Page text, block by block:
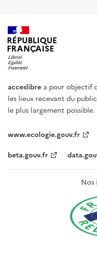
RÉPUBLIQUE
FRANÇAISE
acceslibre a pour objectif
les lieux recevant du
le plus largement possible.
www.ecologie.gouv.fr
beta.gouv.fr
Nos